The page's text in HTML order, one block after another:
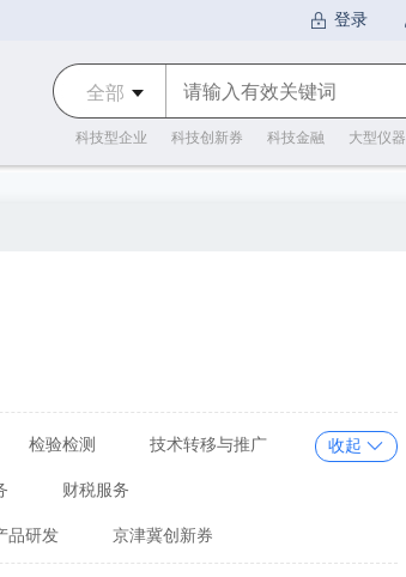
全部
科技型企业 科技创新券 科技金融 大型仪器
收起
检验检测 技术转移与推广
财税服务
品研发 京津冀创新券